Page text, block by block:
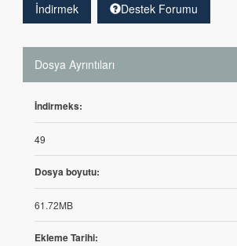
İndirmek Destek Forumu
Dosya Ayrıntıları
İndirmeks:
49
Dosya boyutu:
61.72MB
Ekleme Tarihi: